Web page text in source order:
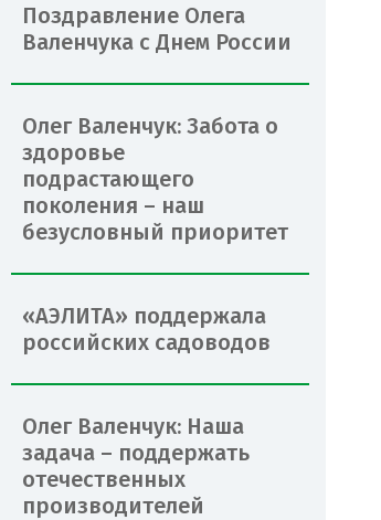
Поздравление Олега
Валенчука с Днем России
Олег Валенчук: Забота о
здоровье
подрастающего
поколения – наш
безусловный приоритет
«АЭЛИТА» поддержала
российских садоводов
Олег Валенчук: Наша
задача – поддержать
отечественных
производителей